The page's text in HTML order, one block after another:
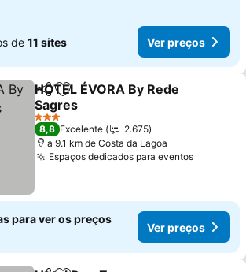
de 11 sites Ver preços
PartilharAdicionar aos favoritos
HOTEL ÉVORA By Rede
Sagres
3 Estrelas
8,8 Excelente
2.675
a 9.1 km de Costa da Lagoa
Espaços dedicados para eventos
para ver os preços
Ver preços